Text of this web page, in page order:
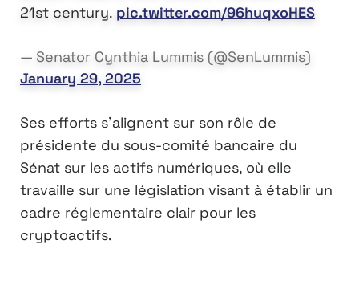
21st century. pic.twitter.com/96huqxoHES
— Senator Cynthia Lummis (@SenLummis)
January 29, 2025
Ses efforts s’alignent sur son rôle de
présidente du sous-comité bancaire du
Sénat sur les actifs numériques, où elle
travaille sur une législation visant à établir un
cadre réglementaire clair pour les
cryptoactifs.